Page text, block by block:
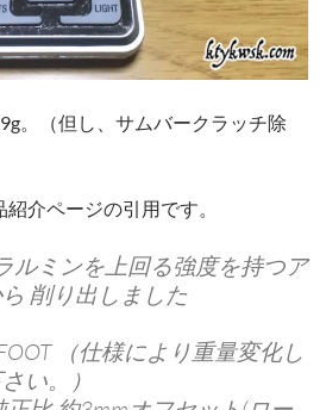
。（但し、サムバークラッチ除
介ページの引用です。
ルミンを上回る強度を持つア
削り出しました
（仕様により重量変化し
い。）